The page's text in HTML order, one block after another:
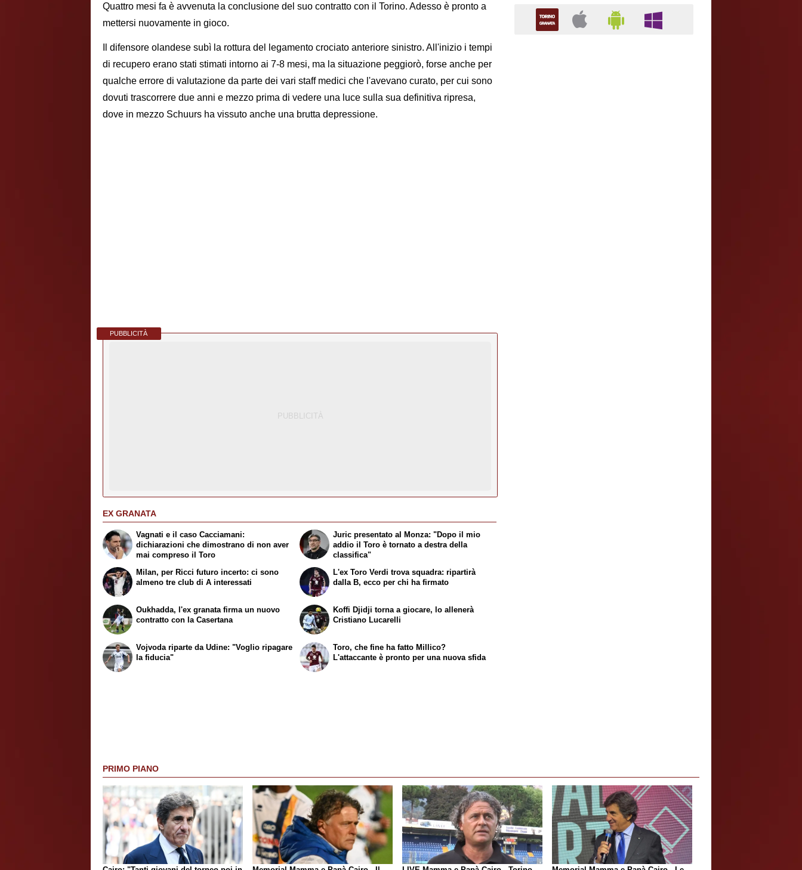
Quattro mesi fa è avvenuta la conclusione del suo contratto con il Torino. Adesso è pronto a
mettersi nuovamente in gioco.
Il difensore olandese subì la rottura del legamento crociato anteriore sinistro. All'inizio i tempi
di recupero erano stati stimati intorno ai 7-8 mesi, ma la situazione peggiorò, forse anche per
qualche errore di valutazione da parte dei vari staff medici che l'avevano curato, per cui sono
dovuti trascorrere due anni e mezzo prima di vedere una luce sulla sua definitiva ripresa,
dove in mezzo Schuurs ha vissuto anche una brutta depressione.
PUBBLICITÀ
EX GRANATA
Vagnati e il caso Cacciamani:
dichiarazioni che dimostrano di non aver
mai compreso il Toro
Milan, per Ricci futuro incerto: ci sono
almeno tre club di A interessati
Juric presentato al Monza: "Dopo il mio
addio il Toro è tornato a destra della
classifica"
L'ex Toro Verdi trova squadra: ripartirà
dalla B, ecco per chi ha firmato
Oukhadda, l'ex granata firma un nuovo
contratto con la Casertana
Vojvoda riparte da Udine: "Voglio ripagare
la fiducia"
Koffi Djidji torna a giocare, lo allenerà
Cristiano Lucarelli
Toro, che fine ha fatto Millico?
L'attaccante è pronto per una nuova sfida
PRIMO PIANO